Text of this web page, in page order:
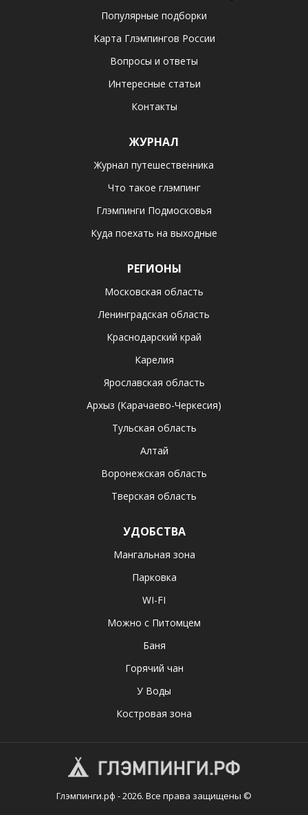
Популярные подборки
Карта Глэмпингов России
Вопросы и ответы
Интересные статьи
Контакты
ЖУРНАЛ
Журнал путешественника
Что такое глэмпинг
Глэмпинги Подмосковья
Куда поехать на выходные
РЕГИОНЫ
Московская область
Ленинградская область
Краснодарский край
Карелия
Ярославская область
Архыз (Карачаево-Черкесия)
Тульская область
Алтай
Воронежская область
Тверская область
УДОБСТВА
Мангальная зона
Парковка
WI-FI
Можно с Питомцем
Баня
Горячий чан
У Воды
Костровая зона
Глэмпинги.рф - 2026. Все права защищены ©